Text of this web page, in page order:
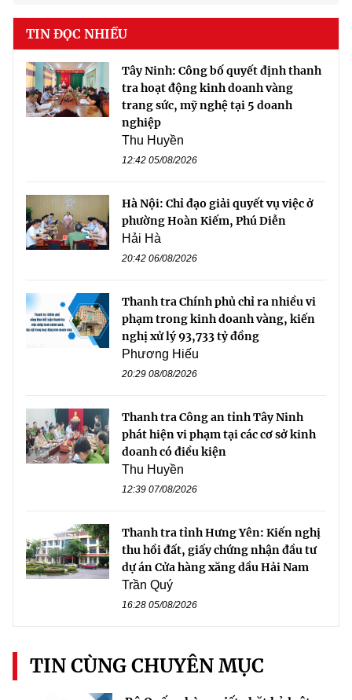
TIN ĐỌC NHIỀU
Tây Ninh: Công bố quyết định thanh
tra hoạt động kinh doanh vàng
trang sức, mỹ nghệ tại 5 doanh
nghiệp
Thu Huyền
12:42 05/08/2026
Hà Nội: Chỉ đạo giải quyết vụ việc ở
phường Hoàn Kiếm, Phú Diễn
Hải Hà
20:42 06/08/2026
Thanh tra Chính phủ chỉ ra nhiều vi
phạm trong kinh doanh vàng, kiến
nghị xử lý 93,733 tỷ đồng
Phương Hiếu
20:29 08/08/2026
Thanh tra Công an tỉnh Tây Ninh
phát hiện vi phạm tại các cơ sở kinh
doanh có điều kiện
Thu Huyền
12:39 07/08/2026
Thanh tra tỉnh Hưng Yên: Kiến nghị
thu hồi đất, giấy chứng nhận đầu tư
dự án Cửa hàng xăng dầu Hải Nam
Trần Quý
16:28 05/08/2026
TIN CÙNG CHUYÊN MỤC